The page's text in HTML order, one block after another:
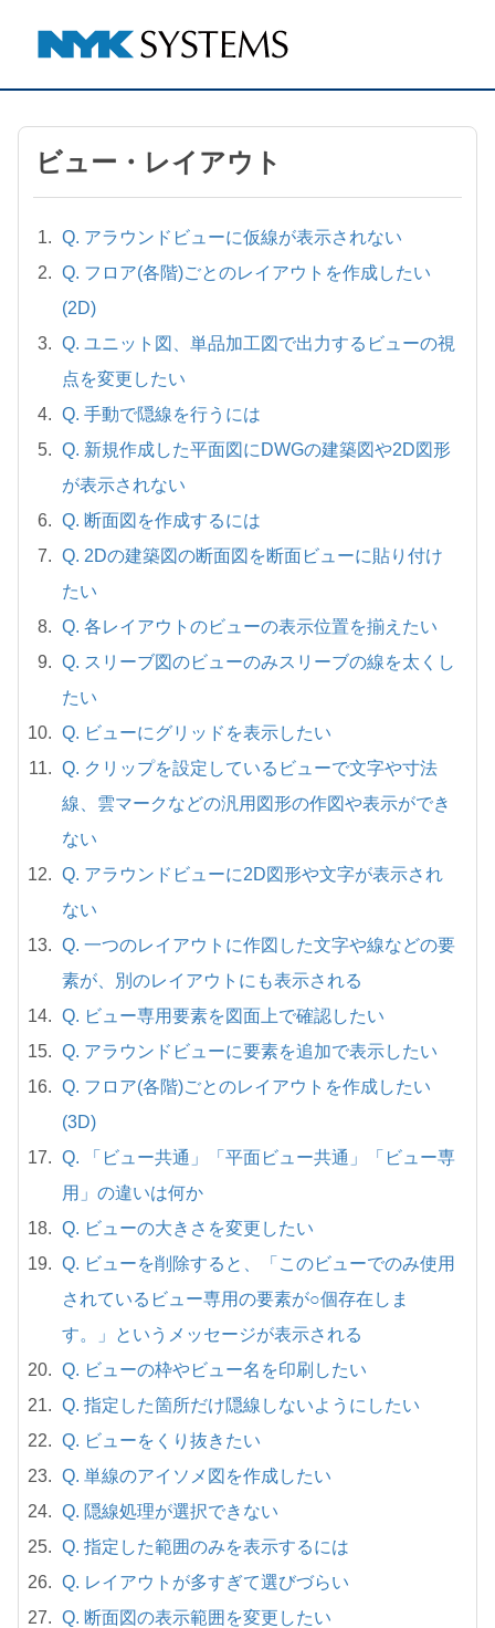
ビュー・レイアウト
Q. アラウンドビューに仮線が表示されない
Q. フロア(各階)ごとのレイアウトを作成したい
(2D)
Q. ユニット図、単品加工図で出力するビューの視
点を変更したい
Q. 手動で隠線を行うには
Q. 新規作成した平面図にDWGの建築図や2D図形
が表示されない
Q. 断面図を作成するには
Q. 2Dの建築図の断面図を断面ビューに貼り付け
たい
Q. 各レイアウトのビューの表示位置を揃えたい
Q. スリーブ図のビューのみスリーブの線を太くし
たい
Q. ビューにグリッドを表示したい
Q. クリップを設定しているビューで文字や寸法
線、雲マークなどの汎用図形の作図や表示ができ
ない
Q. アラウンドビューに2D図形や文字が表示され
ない
Q. 一つのレイアウトに作図した文字や線などの要
素が、別のレイアウトにも表示される
Q. ビュー専用要素を図面上で確認したい
Q. アラウンドビューに要素を追加で表示したい
Q. フロア(各階)ごとのレイアウトを作成したい
(3D)
Q. 「ビュー共通」「平面ビュー共通」「ビュー専
用」の違いは何か
Q. ビューの大きさを変更したい
Q. ビューを削除すると、「このビューでのみ使用
されているビュー専用の要素が○個存在しま
す。」というメッセージが表示される
Q. ビューの枠やビュー名を印刷したい
Q. 指定した箇所だけ隠線しないようにしたい
Q. ビューをくり抜きたい
Q. 単線のアイソメ図を作成したい
Q. 隠線処理が選択できない
Q. 指定した範囲のみを表示するには
Q. レイアウトが多すぎて選びづらい
Q. 断面図の表示範囲を変更したい